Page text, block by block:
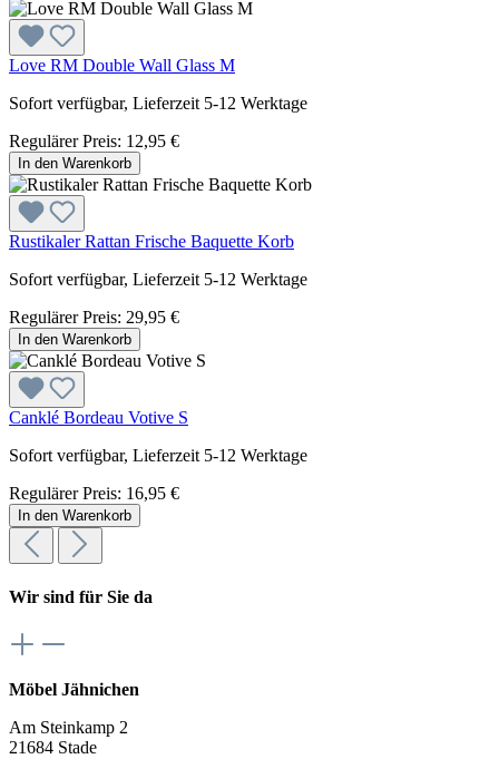
Love RM Double Wall Glass M
Sofort verfügbar, Lieferzeit 5-12 Werktage
Regulärer Preis: 12,95 €
In den Warenkorb
Rustikaler Rattan Frische Baquette Korb
Sofort verfügbar, Lieferzeit 5-12 Werktage
Regulärer Preis: 29,95 €
In den Warenkorb
Canklé Bordeau Votive S
Sofort verfügbar, Lieferzeit 5-12 Werktage
Regulärer Preis: 16,95 €
In den Warenkorb
Wir sind für Sie da
Möbel Jähnichen
Am Steinkamp 2
21684 Stade